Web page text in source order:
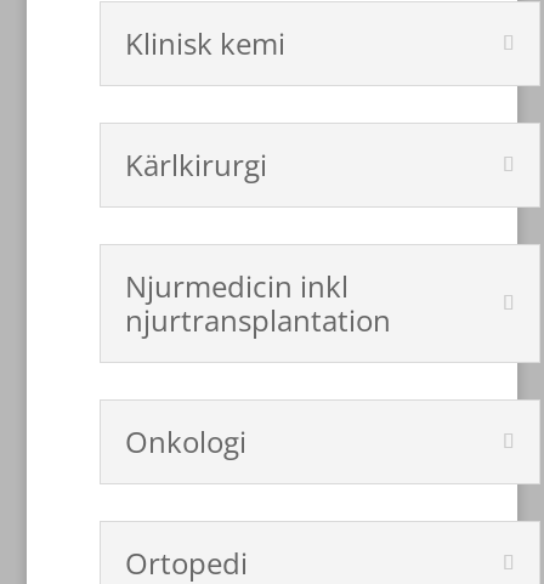
Klinisk kemi
Kärlkirurgi
Njurmedicin inkl
njurtransplantation
Onkologi
Ortopedi